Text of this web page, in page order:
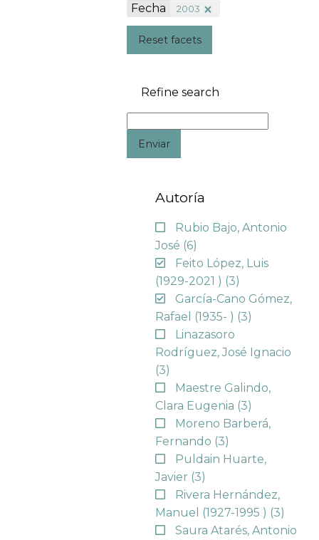
Fecha 2003
Reset facets
Refine search
Enviar
Autoría
Rubio Bajo, Antonio
José (6)
Feito López, Luis
(1929-2021 ) (3)
García-Cano Gómez,
Rafael (1935- ) (3)
Linazasoro
Rodríguez, José Ignacio
(3)
Maestre Galindo,
Clara Eugenia (3)
Moreno Barberá,
Fernando (3)
Puldain Huarte,
Javier (3)
Rivera Hernández,
Manuel (1927-1995 ) (3)
Saura Atarés, Antonio